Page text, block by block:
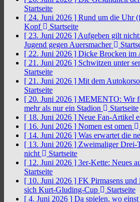
Startseite
[ 24. Juni 2026 ] Rund um die Uhr
Kopf
Startseite
[ 23. Juni 2026 ] Aufgeben gilt
Jugend gegen Auersmacher
[ 22. Juni 2026 ] Dicke Brocken im
[ 21. Juni 2026 ] Schwitzen unter
Startseite
[ 21. Juni 2026 ] Mit dem
Startseite
[ 20. Juni 2026 ] MEMENTO: Wir
mehr als nur ein Stadion
Startseite
[ 18. Juni 2026 ] Neue Fan-Artikel
[ 16. Juni 2026 ] Nomen est omen
[ 14. Juni 2026 ] Was erwartet die
[ 13. Juni 2026 ] Zweimaliger Drei-
nicht
Startseite
[ 12. Juni 2026 ] 3er-Kette: Neues
Startseite
[ 10. Juni 2026 ] FK Pirmasens und
sich Kurt-Gluding-Cup
Startseite
[ 4. Juni 2026 ] Da spielen, wo